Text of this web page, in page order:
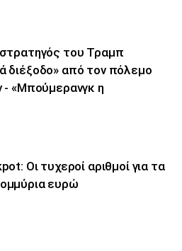
του Τραμπ
διέξοδο» από τον πόλεμο
- «Μπούμερανγκ η
Οι τυχεροί αριθμοί για τα
ευρώ